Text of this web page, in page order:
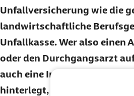
Unfallversicherung wie die
landwirtschaftliche
Unfallkasse. Wer also
oder den Durchgangsarzt
auch eine Information am
hinterlegt, wo sich die